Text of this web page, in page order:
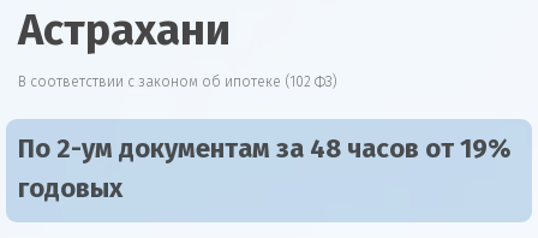
Астрахани
В соответствии с законом об ипотеке (102 ФЗ)
По 2-ум документам за 48 часов от 19%
годовых